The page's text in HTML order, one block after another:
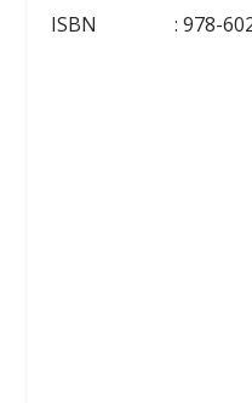
ISBN : 978-602-